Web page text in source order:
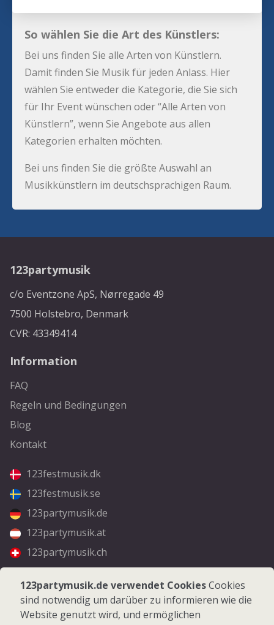
So wählen Sie die Art des Künstlers:
Bei uns finden Sie alle Arten von Künstlern.
Damit finden Sie Musik für jeden Anlass. Hier
wählen Sie entweder die Kategorie, die Sie sich
für Ihr Event wünschen oder “Alle Arten von
Künstlern”, wenn Sie Angebote aus allen
Kategorien erhalten möchten.
Bei uns finden Sie die größte Auswahl an
Musikkünstlern im deutschsprachigen Raum.
123partymusik
c/o Eventzone ApS, Nørregade 49
7500 Holstebro, Denmark
CVR: 43349414
Information
FAQ
Regeln und Bedingungen
Blog
Kontakt
123festmusik.dk
123festmusik.se
123partymusik.de
123partymusik.at
123partymusik.ch
Folgen Sie uns
Facebook
123partymusik.de verwendet CookiesCookies
sind notwendig um darüber zu informieren wie die
Website genutzt wird, und ermöglichen